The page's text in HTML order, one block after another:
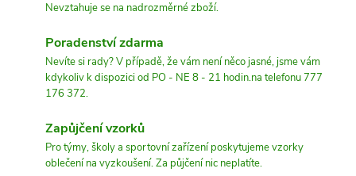
Nevztahuje se na nadrozměrné zboží.
Poradenství zdarma
Nevíte si rady? V případě, že vám není něco jasné, jsme vám
kdykoliv k dispozici od PO - NE 8 - 21 hodin.na telefonu 777
176 372.
Zapůjčení vzorků
Pro týmy, školy a sportovní zařízení poskytujeme vzorky
oblečení na vyzkoušení. Za půjčení nic neplatíte.